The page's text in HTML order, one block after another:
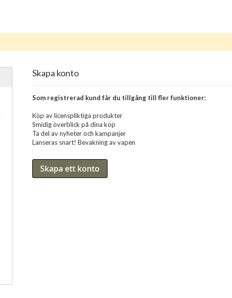
Skapa konto
Som registrerad kund får du tillgång till fler funktioner:
Köp av licenspliktiga produkter
Smidig överblick på dina köp
Ta del av nyheter och kampanjer
Lanseras snart! Bevakning av vapen
Skapa ett konto